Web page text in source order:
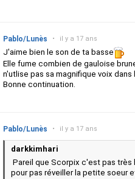
Pablo/Lunès • il y a 17 ans
J'aime bien le son de ta basse
Elle fume combien de gauloise
n'utlise pas sa magnifique voix
Bonne continuation.
Pablo/Lunès • il y a 17 ans
darkkimhari
Pareil que Scorpix c'est pas très
pour pas réveiller la petite soeur